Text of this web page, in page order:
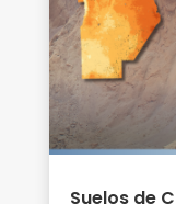
Suelos de